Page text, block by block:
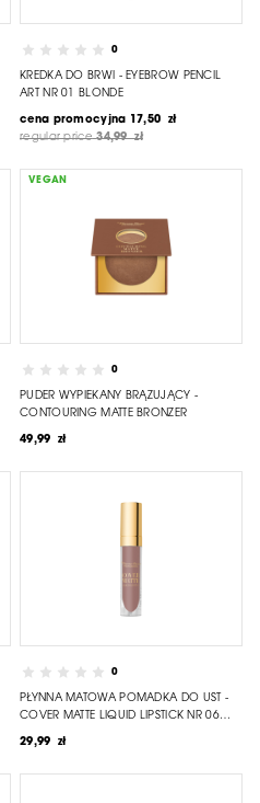
0
KREDKA DO BRWI - EYEBROW PENCIL
ART NR 01 BLONDE
cena promocyjna 17,50 zł
regular price 34,99 zł
VEGAN
0
PUDER WYPIEKANY BRĄZUJĄCY -
CONTOURING MATTE BRONZER
49,99 zł
0
PŁYNNA MATOWA POMADKA DO UST -
COVER MATTE LIQUID LIPSTICK NR 06
BURNT SUGAR
29,99 zł